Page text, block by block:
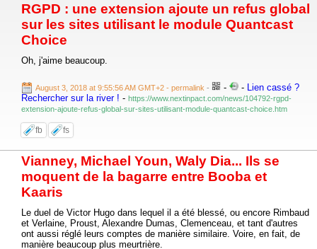
RGPD : une extension ajoute un refus global
sur les sites utilisant le module Quantcast
Choice
Oh, j'aime beaucoup.
August 3, 2018 at 9:55:56 AM GMT+2 - permalink - - - Lien cassé ?
Rechercher sur la river ! - https://www.nextinpact.com/news/104792-rgpd-
extension-ajoute-refus-global-sur-sites-utilisant-module-quantcast-choice.htm
fb fs
Vianney, Michael Youn, Waly Dia... Ils se
moquent de la bagarre entre Booba et
Kaaris
Le duel de Victor Hugo dans lequel il a été blessé, ou encore Rimbaud
et Verlaine, Proust, Alexandre Dumas, Clemenceau, et tant d'autres
ont aussi réglé leurs comptes de manière similaire. Voire, en fait, de
manière beaucoup plus meurtrière.